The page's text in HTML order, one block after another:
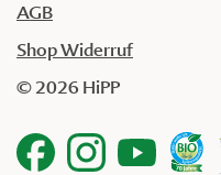
AGB
Shop Widerruf
© 2026 HiPP